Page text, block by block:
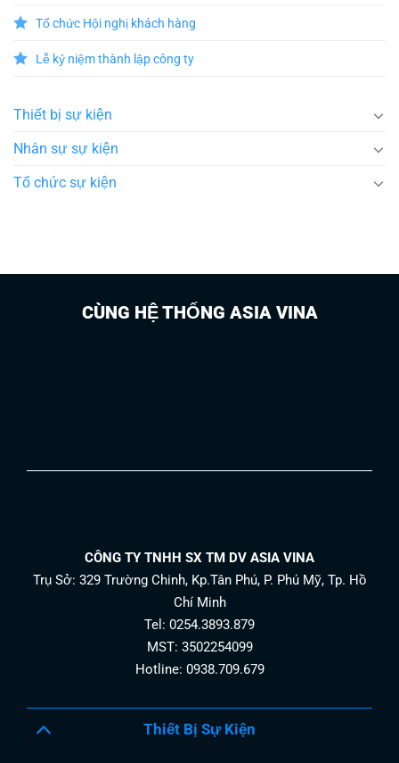
Tổ chức Hội nghị khách hàng
Lễ kỷ niệm thành lập công ty
Thiết bị sự kiện
Nhân sự sự kiện
Tổ chức sự kiện
CÙNG HỆ THỐNG ASIA VINA
CÔNG TY TNHH SX TM DV ASIA VINA
Trụ Sở: 329 Trường Chinh, Kp.Tân Phú, P. Phú Mỹ, Tp. Hồ
Chí Minh
Tel: 0254.3893.879
MST: 3502254099
Hotline: 0938.709.679
Thiết Bị Sự Kiện